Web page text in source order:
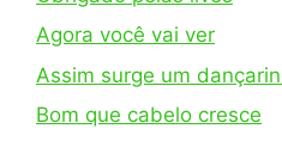
Agora você vai ver
Assim surge um
Bom que cabelo cresce